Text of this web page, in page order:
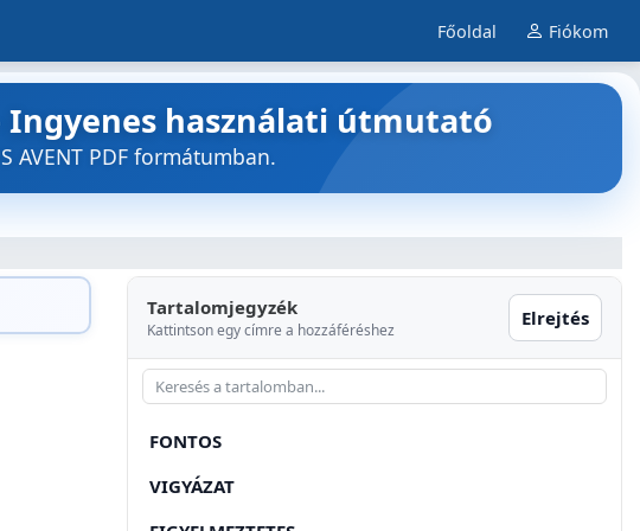
Főoldal Fiókom
- Ingyenes használati útmutató
AVENT PDF formátumban.
Tartalomjegyzék
Kattintson egy címre a hozzáféréshez
Elrejtés
FONTOS
VIGYÁZAT